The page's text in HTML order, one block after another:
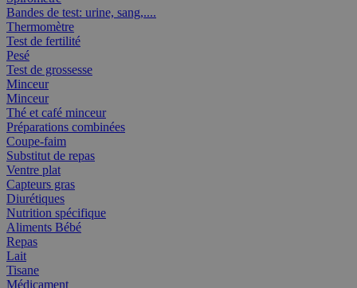
Bandes de test: urine, sang,....
Thermomètre
Test de fertilité
Pesé
Test de grossesse
Minceur
Minceur
Thé et café minceur
Préparations combinées
Coupe-faim
Substitut de repas
Ventre plat
Capteurs gras
Diurétiques
Nutrition spécifique
Aliments Bébé
Repas
Lait
Tisane
Médicament